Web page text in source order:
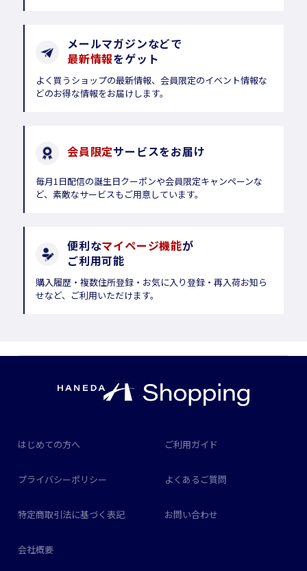
メールマガジンなどで
最新情報をゲット
よく買うショップの最新情報、会員限定のイベント情報な
どのお得な情報をお届けします。
会員限定サービスをお届け
毎月1日配信の誕生日クーポンや会員限定キャンペーンな
ど、素敵なサービスもご用意しています。
便利なマイページ機能が
ご利用可能
購入履歴・複数住所登録・お気に入り登録・再入荷お知ら
せなど、ご利用いただけます。
はじめての方へ ご利用ガイド
プライバシーポリシー よくあるご質問
特定商取引法に基づく表記 お問い合わせ
会社概要